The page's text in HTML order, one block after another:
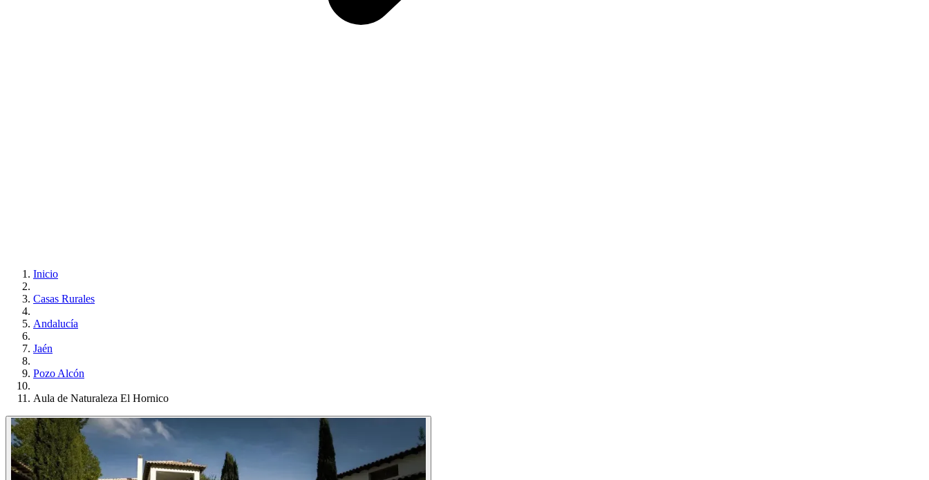
Inicio
Casas Rurales
Andalucía
Jaén
Pozo Alcón
Aula de Naturaleza El Hornico